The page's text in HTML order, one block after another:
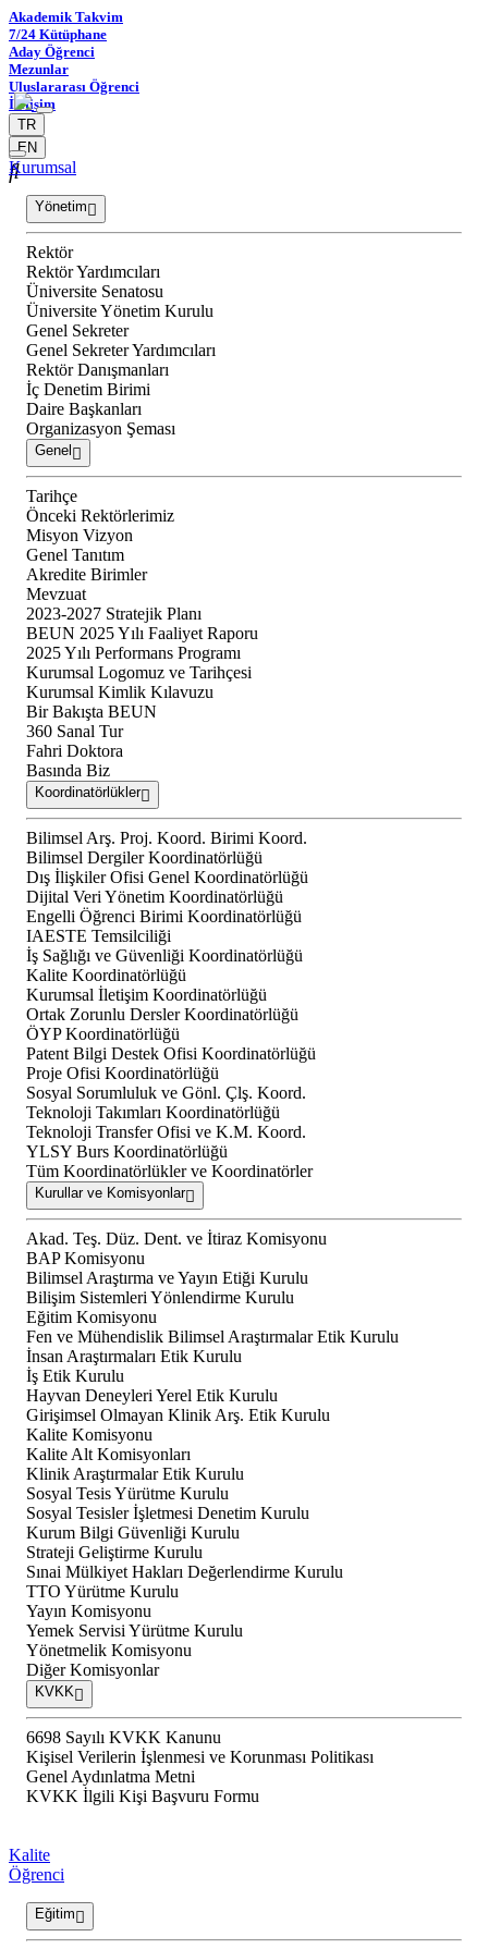
Akademik Takvim
7/24 Kütüphane
Aday Öğrenci
Mezunlar
Uluslararası Öğrenci
İletişim
TR
EN
Kurumsal
Yönetim
Rektör
Rektör Yardımcıları
Üniversite Senatosu
Üniversite Yönetim Kurulu
Genel Sekreter
Genel Sekreter Yardımcıları
Rektör Danışmanları
İç Denetim Birimi
Daire Başkanları
Organizasyon Şeması
Genel
Tarihçe
Önceki Rektörlerimiz
Misyon Vizyon
Genel Tanıtım
Akredite Birimler
Mevzuat
2023-2027 Stratejik Planı
BEUN 2025 Yılı Faaliyet Raporu
2025 Yılı Performans Programı
Kurumsal Logomuz ve Tarihçesi
Kurumsal Kimlik Kılavuzu
Bir Bakışta BEUN
360 Sanal Tur
Fahri Doktora
Basında Biz
Koordinatörlükler
Bilimsel Arş. Proj. Koord. Birimi Koord.
Bilimsel Dergiler Koordinatörlüğü
Dış İlişkiler Ofisi Genel Koordinatörlüğü
Dijital Veri Yönetim Koordinatörlüğü
Engelli Öğrenci Birimi Koordinatörlüğü
IAESTE Temsilciliği
İş Sağlığı ve Güvenliği Koordinatörlüğü
Kalite Koordinatörlüğü
Kurumsal İletişim Koordinatörlüğü
Ortak Zorunlu Dersler Koordinatörlüğü
ÖYP Koordinatörlüğü
Patent Bilgi Destek Ofisi Koordinatörlüğü
Proje Ofisi Koordinatörlüğü
Sosyal Sorumluluk ve Gönl. Çlş. Koord.
Teknoloji Takımları Koordinatörlüğü
Teknoloji Transfer Ofisi ve K.M. Koord.
YLSY Burs Koordinatörlüğü
Tüm Koordinatörlükler ve Koordinatörler
Kurullar ve Komisyonlar
Akad. Teş. Düz. Dent. ve İtiraz Komisyonu
BAP Komisyonu
Bilimsel Araştırma ve Yayın Etiği Kurulu
Bilişim Sistemleri Yönlendirme Kurulu
Eğitim Komisyonu
Fen ve Mühendislik Bilimsel Araştırmalar Etik Kurulu
İnsan Araştırmaları Etik Kurulu
İş Etik Kurulu
Hayvan Deneyleri Yerel Etik Kurulu
Girişimsel Olmayan Klinik Arş. Etik Kurulu
Kalite Komisyonu
Kalite Alt Komisyonları
Klinik Araştırmalar Etik Kurulu
Sosyal Tesis Yürütme Kurulu
Sosyal Tesisler İşletmesi Denetim Kurulu
Kurum Bilgi Güvenliği Kurulu
Strateji Geliştirme Kurulu
Sınai Mülkiyet Hakları Değerlendirme Kurulu
TTO Yürütme Kurulu
Yayın Komisyonu
Yemek Servisi Yürütme Kurulu
Yönetmelik Komisyonu
Diğer Komisyonlar
KVKK
6698 Sayılı KVKK Kanunu
Kişisel Verilerin İşlenmesi ve Korunması Politikası
Genel Aydınlatma Metni
KVKK İlgili Kişi Başvuru Formu
Kalite
Öğrenci
Eğitim